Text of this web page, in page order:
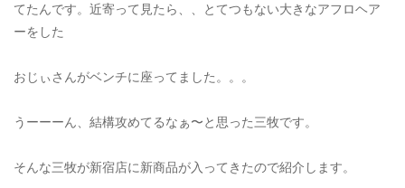
T-SHIRT : Tシャツ
SHIRT : シャツ
OUTERS : アウター
てたんです。近寄って見たら、、とてつもない大きなアフロヘア
ーをした
おじぃさんがベンチに座ってました。。。
うーーーん、結構攻めてるなぁ〜と思った三牧です。
そんな三牧が新宿店に新商品が入ってきたので紹介します。